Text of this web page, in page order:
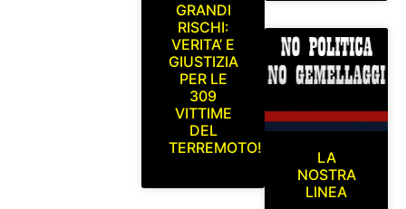
GRANDI
RISCHI:
VERITA’ E
GIUSTIZIA
PER LE
309
VITTIME
DEL
TERREMOTO!
LA
NOSTRA
LINEA